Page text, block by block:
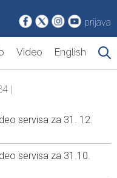
prijava
Video English
|
servisa za 31. 12.
servisa za 31.10.